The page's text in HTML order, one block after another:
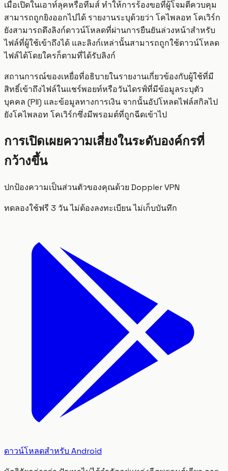
เมื่อเปิดในเอาท์ลุคหรือทีมส์ ทำให้การร้องขอที่ผู้โจมตีควบคุม
สามารถถูกยิงออกไปได้ รายงานระบุด้วยว่า โคไพลอท โคเวิร์ก
ยังสามารถดึงลิงก์ดาวน์โหลดที่ผ่านการยืนยันล่วงหน้าสำหรับ
ไฟล์ที่ผู้ใช้เข้าถึงได้ และลิงก์เหล่านั้นสามารถถูกใช้ดาวน์โหลด
ไฟล์ได้โดยใครก็ตามที่ได้รับลิงก์
สถานการณ์ของเหยื่อที่อธิบายในรายงานเกี่ยวข้องกับผู้ใช้ที่มี
สิทธิ์เข้าถึงไฟล์ในแชร์พอยท์หรือวันไดรฟ์ที่มีข้อมูลระบุตัว
บุคคล (PII) และข้อมูลทางการเงิน จากนั้นอัปโหลดไฟล์สกิลไป
ยังโคไพลอท โคเวิร์กซึ่งมีพรอมต์ที่ถูกฉีดเข้าไป
การเปิดเผยความเสี่ยงในระดับองค์กรที่
กว้างขึ้น
ปกป้องความเป็นส่วนตัวของคุณด้วย Doppler VPN
ทดลองใช้ฟรี 3 วัน ไม่ต้องลงทะเบียน ไม่เก็บบันทึก
ดาวน์โหลดสำหรับ Android